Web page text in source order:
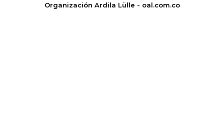
Organización Ardila Lülle - oal.com.co